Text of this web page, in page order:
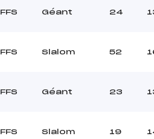
FFS Géant 24
FFS Slalom 52
FFS Géant 23
FFS Slalom 19